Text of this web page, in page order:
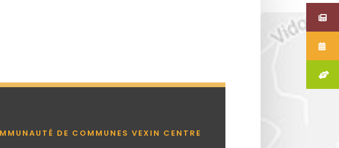
DE COMMUNES VEXIN CENTRE